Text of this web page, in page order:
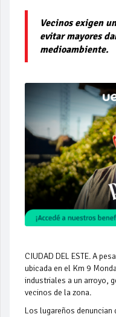
Vecinos exigen
evitar mayores
medioambiente.
CIUDAD DEL ESTE. A
ubicada en el Km 9
industriales a un arroyo,
vecinos de la zona.
Los lugareños